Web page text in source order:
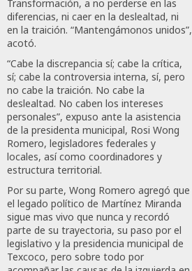
Transformación, a no perderse en las
diferencias, ni caer en la deslealtad, ni
en la traición. “Mantengámonos unidos”,
acotó.
“Cabe la discrepancia sí; cabe la crítica,
sí; cabe la controversia interna, sí, pero
no cabe la traición. No cabe la
deslealtad. No caben los intereses
personales”, expuso ante la asistencia
de la presidenta municipal, Rosi Wong
Romero, legisladores federales y
locales, así como coordinadores y
estructura territorial.
Por su parte, Wong Romero agregó que
el legado político de Martínez Miranda
sigue mas vivo que nunca y recordó
parte de su trayectoria, su paso por el
legislativo y la presidencia municipal de
Texcoco, pero sobre todo por